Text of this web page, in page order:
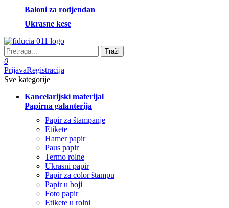
Baloni za rodjendan
Ukrasne kese
Traži
0
PrijavaRegistracija
Sve kategorije
Kancelarijski materijal
Papirna galanterija
Papir za štampanje
Etikete
Hamer papir
Paus papir
Termo rolne
Ukrasni papir
Papir za color štampu
Papir u boji
Foto papir
Etikete u rolni